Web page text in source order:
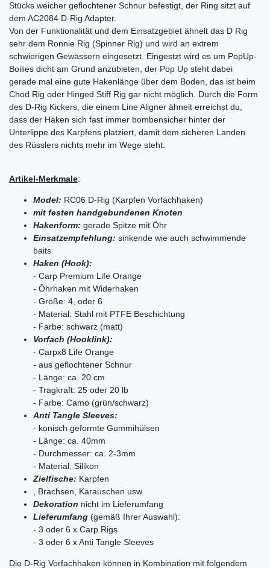
Stücks weicher geflochtener Schnur befestigt, der Ring sitzt auf
dem AC2084 D-Rig Adapter.
Von der Funktionalität und dem Einsatzgebiet ähnelt das D Rig
sehr dem Ronnie Rig (Spinner Rig) und wird an extrem
schwierigen Gewässern eingesetzt. Eingestzt wird es um PopUp-
Boilies dicht am Grund anzubieten, der Pop Up steht dabei
gerade mal eine gute Hakenlänge über dem Boden, das ist beim
Chod Rig oder Hinged Stiff Rig gar nicht möglich. Durch die Form
des D-Rig Kickers, die einem Line Aligner ähnelt erreichst du,
dass der Haken sich fast immer bombensicher hinter der
Unterlippe des Karpfens platziert, damit dem sicheren Landen
des Rüsslers nichts mehr im Wege steht.
Artikel-Merkmale:
Model: RC06 D-Rig (Karpfen Vorfachhaken)
mit festen handgebundenen Knoten
Hakenform: gerade Spitze mit Öhr
Einsatzempfehlung: sinkende wie auch schwimmende
baits
Haken (Hook):
- Carp Premium Life Orange
- Öhrhaken mit Widerhaken
- Größe: 4, oder 6
- Material: Stahl mit PTFE Beschichtung
- Farbe: schwarz (matt)
Vorfach (Hooklink):
- Carpx8 Life Orange
- aus geflochtener Schnur
- Länge: ca. 20 cm
- Tragkraft: 25 oder 20 lb
- Farbe: Camo (grün/schwarz)
Anti Tangle Sleeves:
- konisch geformte Gummihülsen
- Länge: ca. 40mm
- Durchmesser: ca. 2-3mm
- Material: Silikon
Zielfische: Karpfen
, Brachsen, Karauschen usw.
Dekoration nicht im Lieferumfang
Lieferumfang (gemäß Ihrer Auswahl):
- 3 oder 6 x Carp Rigs
- 3 oder 6 x Anti Tangle Sleeves
Die D-Rig Vorfachhaken können in Kombination mit folgendem